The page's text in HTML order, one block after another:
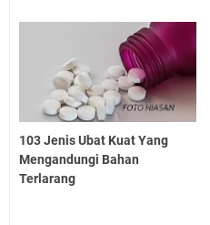
103 Jenis Ubat Kuat Yang
Mengandungi Bahan
Terlarang